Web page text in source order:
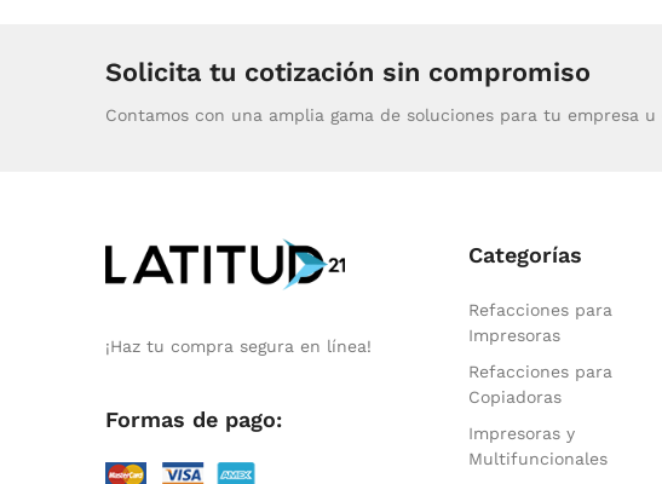
Solicita tu cotización sin compromiso
Contamos con una amplia gama de soluciones para tu empresa u
¡Haz tu compra segura en línea!
Formas de pago:
Categorías
Refacciones para
Impresoras
Refacciones para
Copiadoras
Impresoras y
Multifuncionales